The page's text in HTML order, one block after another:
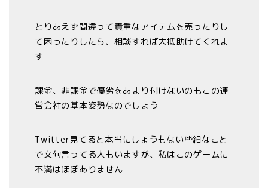
とりあえず間違って貴重なアイテムを売ったりし
て困ったりしたら、相談すれば大抵助けてくれま
す
課金、非課金で優劣をあまり付けないのもこの運
営会社の基本姿勢なのでしょう
Twitter見てると本当にしょうもない些細なこと
で文句言ってる人もいますが、私はこのゲームに
不満はほぼありません